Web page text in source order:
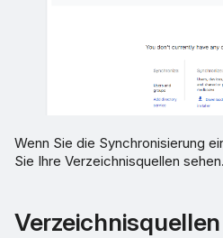
Wenn Sie die Synchronisierung
Sie Ihre Verzeichnisquellen sehen.
Verzeichnisquellen